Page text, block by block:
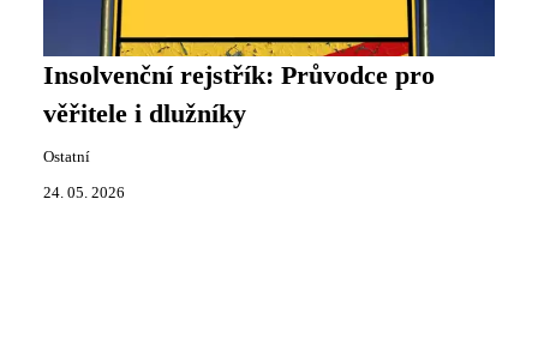
Insolvenční rejstřík: Průvodce pro
věřitele i dlužníky
Ostatní
24. 05. 2026